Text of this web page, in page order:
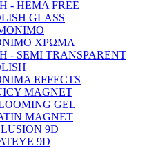
- HEMA FREE
GLASS
ΧΡΩΜΑ
- SEMI TRANSPARENT
EFFECTS
MAGNET
GEL
MAGNET
9D
9D